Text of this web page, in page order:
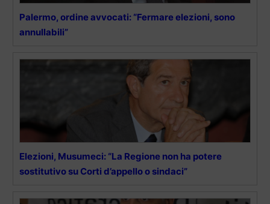
Palermo, ordine avvocati: “Fermare elezioni, sono
annullabili”
Elezioni, Musumeci: “La Regione non ha potere
sostitutivo su Corti d’appello o sindaci”